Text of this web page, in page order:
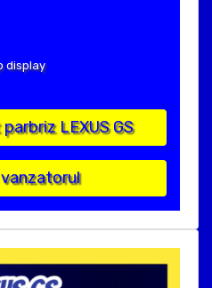
display
LEXUS GS